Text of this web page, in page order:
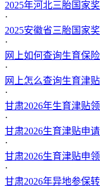
2025年河北三胎国家
·
2025安徽省三胎国家
·
网上如何查询生育保
·
网上怎么查询生育津
·
甘肃2026年生育津贴
·
甘肃2026生育津贴申
·
甘肃2026生育津贴申
·
甘肃2026年异地参保